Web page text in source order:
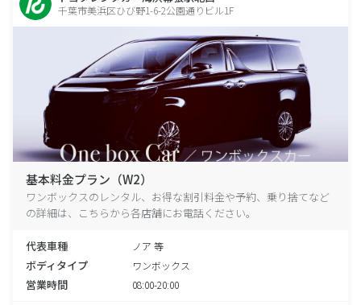
千葉市美浜区ひび野1-6-2公園通りビル1F
基本料金プラン（W2）
ワンボックスのレンタル、お得な割引料金や予約、乗り捨てなど
の詳細は、こちらから各店舗にお電話ください。
代表車種 ノア 等
ボディタイプ ワンボックス
営業時間 08:00-20:00